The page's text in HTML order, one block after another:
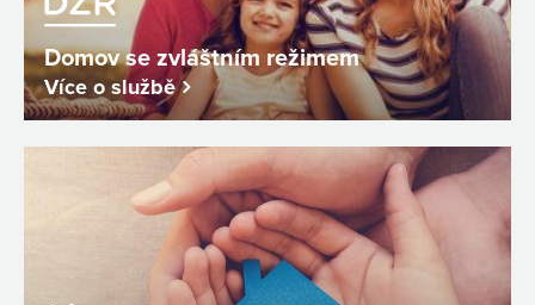
Domov se zvláštním režimem
Více o službě